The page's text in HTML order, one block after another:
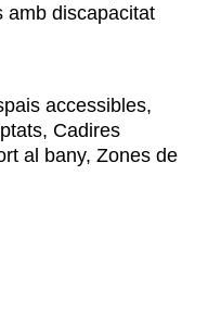
amb discapacitat
accessibles,
Cadires
al bany, Zones de